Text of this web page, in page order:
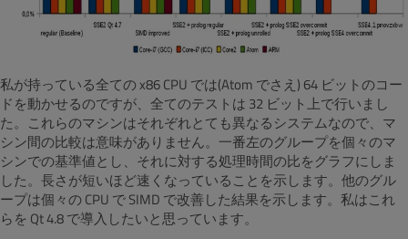
私が持っている全ての x86 CPU では(Atom でさえ) 64 ビットのコー
ドを動かせるのですが、全てのテストは 32 ビット上で行いまし
た。これらのマシンはそれぞれとても異なるシステムなので、マ
シン間の比較は意味がありません。一番左のグループを個々のマ
シンでの基準値とし、それに対する処理時間の比をグラフにしま
した。長さが短いほど速くなっていることを示します。他のグル
ープは個々の CPU で SIMD で改善した結果を示します。私はこれ
らを Qt 4.8 で導入したいと思っています。